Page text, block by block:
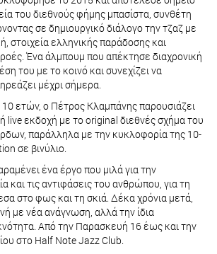
του διεθνούς φήμης μπασίστα, συνθέτη
σε δημιουργικό διάλογο την τζαζ με
στοιχεία ελληνικής παράδοσης και
Ένα άλμπουμ που απέκτησε διαχρονική
του με το κοινό και συνεχίζει να
μέχρι σήμερα.
10 ετών, ο Πέτρος Κλαμπάνης παρουσιάζει
live εκδοχή με το original διεθνές σχήμα του
παράλληλα με την κυκλοφορία της 10-
σε βινύλιο.
ένα έργο που μιλά για την
και τις αντιφάσεις του ανθρώπου, για τη
στο φως και τη σκιά. Δέκα χρόνια μετά,
με νέα ανάγνωση, αλλά την ίδια
Από την Παρασκευή 16 έως και την
στο Half Note Jazz Club.